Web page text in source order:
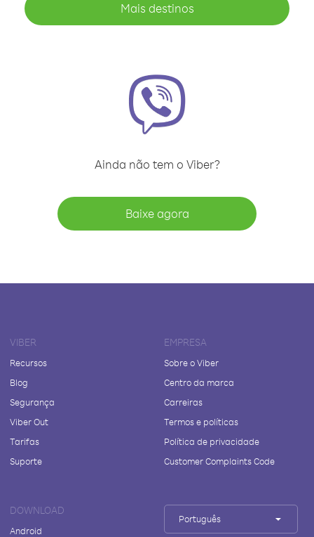
Mais destinos
Ainda não tem o Viber?
Baixe agora
VIBER
Recursos
Blog
Segurança
Viber Out
Tarifas
Suporte
EMPRESA
Sobre o Viber
Centro da marca
Carreiras
Termos e políticas
Política de privacidade
Customer Complaints Code
DOWNLOAD
Android
Português